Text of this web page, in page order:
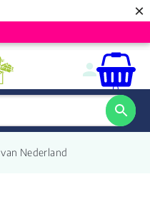
×
0
van Nederland